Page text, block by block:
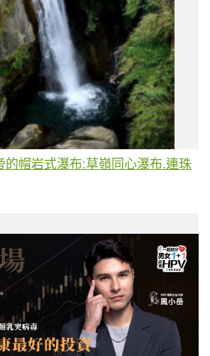
的帽岩式瀑布:草嶺同心瀑布.連珠